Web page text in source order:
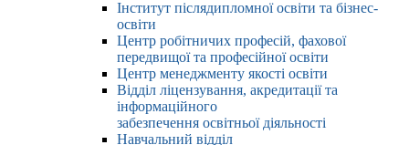
Інститут післядипломної освіти та бізнес-
освіти
Центр робітничих професій, фахової
передвищої та професійної освіти
Центр менеджменту якості освіти
Відділ ліцензування, акредитації та
інформаційного
забезпечення освітньої діяльності
Навчальний відділ